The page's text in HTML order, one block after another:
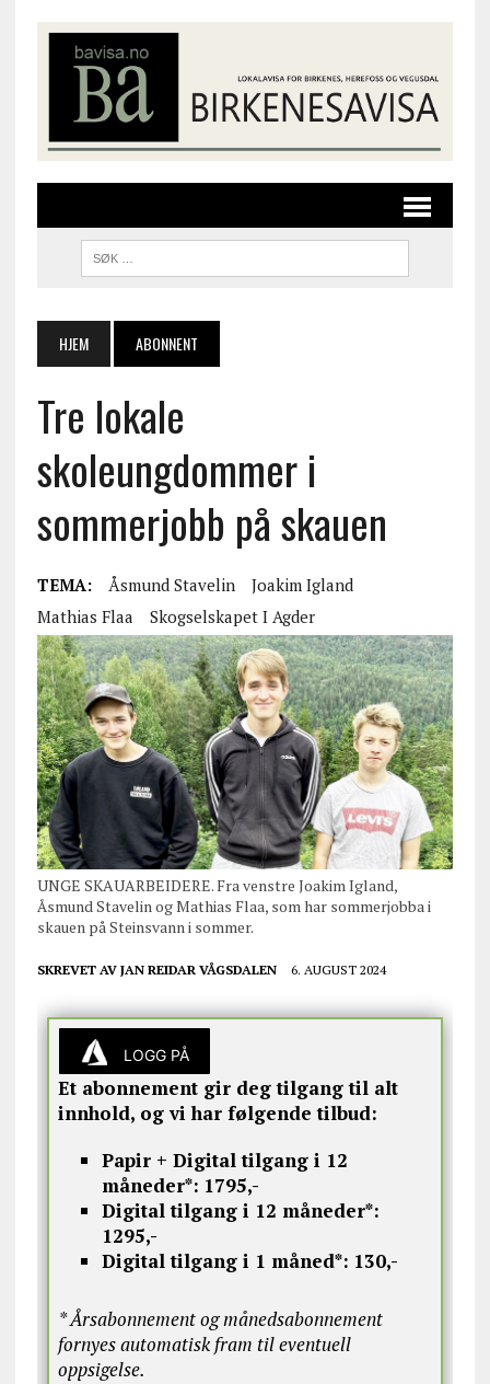
HJEM ABONNENT
Tre lokale
skoleungdommer i
sommerjobb på skauen
TEMA: Åsmund Stavelin
Joakim Igland
Mathias Flaa
Skogselskapet I Agder
UNGE SKAUARBEIDERE. Fra venstre Joakim Igland,
Åsmund Stavelin og Mathias Flaa, som har sommerjobba i
skauen på Steinsvann i sommer.
SKREVET AV JAN REIDAR VÅGSDALEN 6. AUGUST 2024
LOGG PÅ
Et abonnement gir deg tilgang til alt
innhold, og vi har følgende tilbud:
Papir + Digital tilgang i 12
måneder*: 1795,-
Digital tilgang i 12 måneder*:
1295,-
Digital tilgang i 1 måned*: 130,-
* Årsabonnement og månedsabonnement
fornyes automatisk fram til eventuell
oppsigelse.